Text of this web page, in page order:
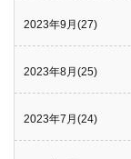
2023年9月(27)
2023年8月(25)
2023年7月(24)